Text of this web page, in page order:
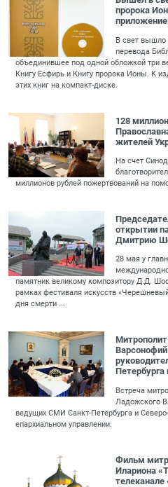
пророка
В свет вышло
перевода
объединившее под одной обложкой три
Книгу Есфирь и Книгу пророка Ионы. К
этих книг на компакт-диске.
128
жителей
На счет
миллионов рублей пожертвований на
открытии
Дмитрию
28 мая у
памятник великому композитору Д.Д.
рамках фестиваля искусств
дня смерти ...
Встреча
Ладожского
ведущих СМИ Санкт-Петербурга и
епархиальном управлении.
Фильм
Илариона
телеканале